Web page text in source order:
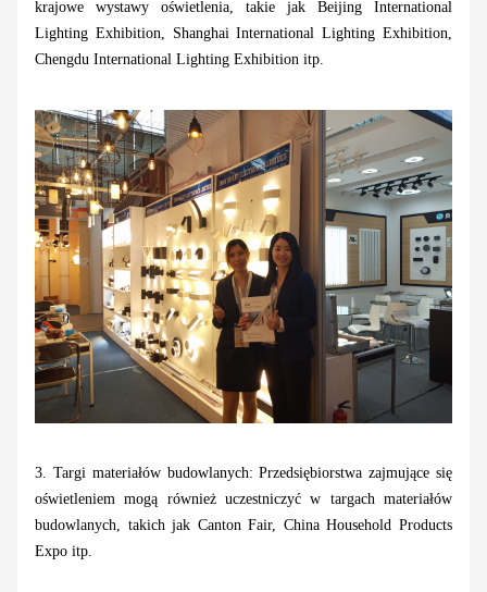
krajowe wystawy oświetlenia, takie jak Beijing International
Lighting Exhibition, Shanghai International Lighting Exhibition,
Chengdu International Lighting Exhibition itp.
3. Targi materiałów budowlanych: Przedsiębiorstwa zajmujące się
oświetleniem mogą również uczestniczyć w targach materiałów
budowlanych, takich jak Canton Fair, China Household Products
Expo itp.